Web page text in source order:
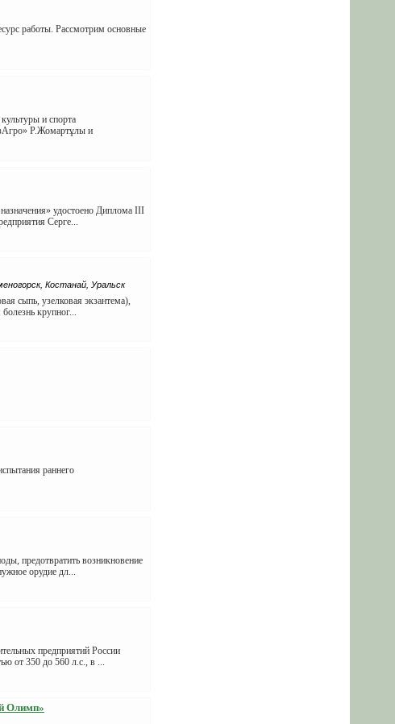
работы. Рассмотрим основные
и спорта
Р.Жомартұлы и
удостоено Диплома III
Серге...
Костанай, Уральск
сыпь, узелковая экзантема),
крупног...
раннего
предотвратить возникновение
орудие дл...
предприятий России
от 350 до 560 л.с., в ...
Олимп»